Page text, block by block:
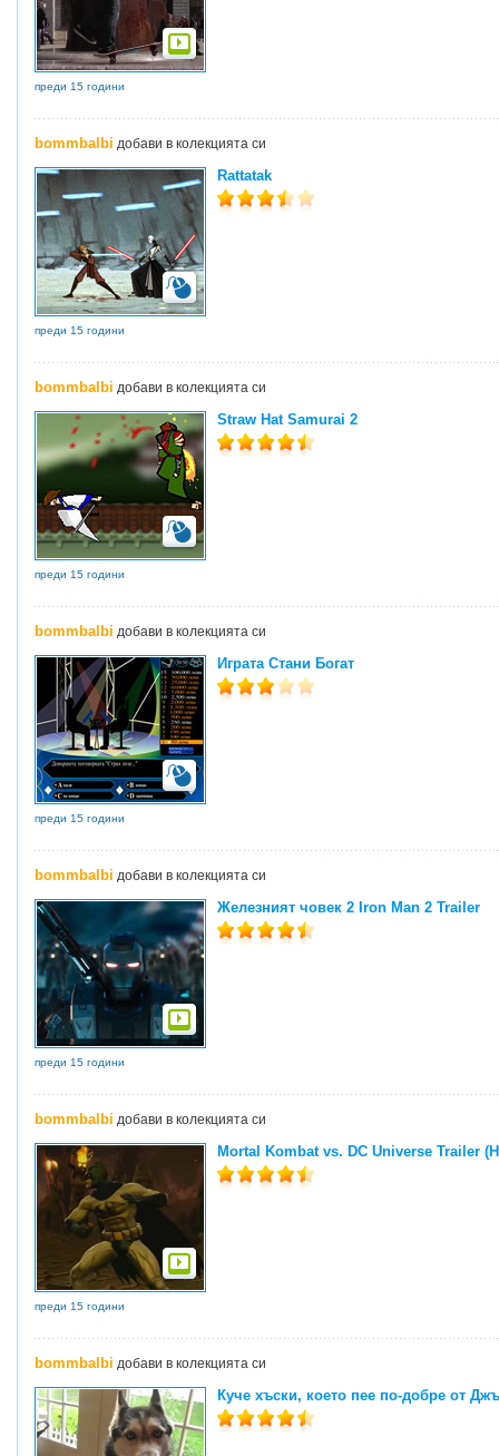
преди 15 години
bommbalbi добави в колекцията си
Rattatak
преди 15 години
bommbalbi добави в колекцията си
Straw Hat Samurai 2
преди 15 години
bommbalbi добави в колекцията си
Играта Стани Богат
преди 15 години
bommbalbi добави в колекцията си
Железният човек 2 Iron Man 2 Trailer
преди 15 години
bommbalbi добави в колекцията си
Mortal Kombat vs. DC Universe Trailer
преди 15 години
bommbalbi добави в колекцията си
Куче хъски, което пее по-добре от